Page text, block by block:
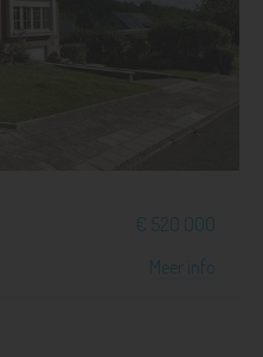
€ 520.000
Meer info